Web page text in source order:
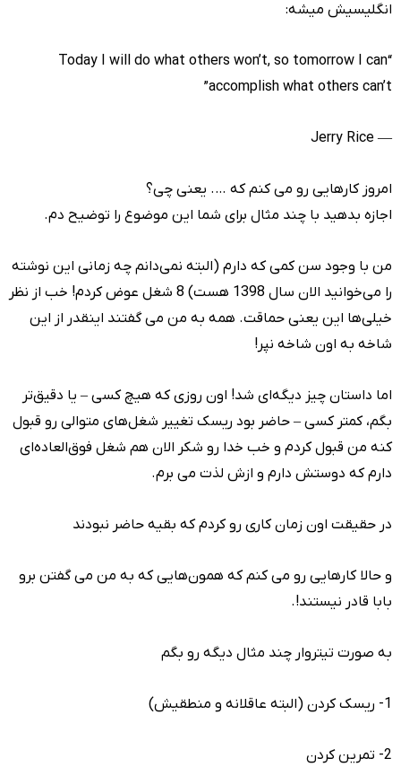
انگلیسیش میشه:
“Today I will do what others won’t, so tomorrow I can
accomplish what others can’t”
― Jerry Rice
امروز کارهایی رو می کنم که …. یعنی چی؟
اجازه بدهید با چند مثال برای شما این موضوع را توضیح دم.
من با وجود سن کمی که دارم (البته نمی‌دانم چه زمانی این نوشته
را می‌خوانید الان سال 1398 هست) 8 شغل عوض کردم! خب از نظر
خیلی‌ها این یعنی حماقت. همه به من می گفتند اینقدر از این
شاخه به اون شاخه نپر!
اما داستان چیز دیگه‌ای شد! اون روزی که هیچ کسی – یا دقیق‌تر
بگم، کمتر کسی – حاضر بود ریسک تغییر شغل‌های متوالی رو قبول
کنه من قبول کردم و خب خدا رو شکر الان هم شغل فوق‌العاده‌ای
دارم که دوستش دارم و ازش لذت می برم.
در حقیقت اون زمان کاری رو کردم که بقیه حاضر نبودند
و حالا کارهایی رو می کنم که همون‌هایی که به من می گفتن برو
بابا قادر نیستند!.
به صورت تیتروار چند مثال دیگه رو بگم
1- ریسک کردن (البته عاقلانه و منطقیش)
2- تمرین کردن